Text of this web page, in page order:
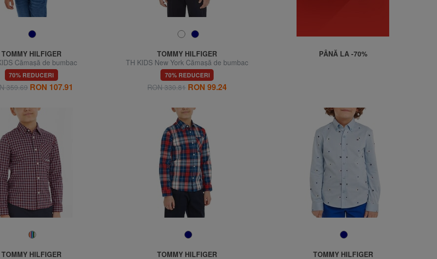
TOMMY HILFIGER
Cămașă de bumbac
70% REDUCERI
359.69 RON 107.91
TOMMY HILFIGER
TH KIDS New York Cămașă de bumbac
70% REDUCERI
RON 330.81 RON 99.24
PÂNĂ LA -70%
TOMMY HILFIGER
TOMMY HILFIGER
TOMMY HILFIGER